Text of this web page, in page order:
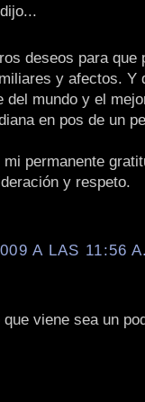
dijo...
deseos para que
y afectos. Y
del mundo y el
en pos de un
permanente
y respeto.
A LAS 11:56
viene sea un